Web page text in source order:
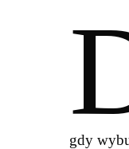
gdy